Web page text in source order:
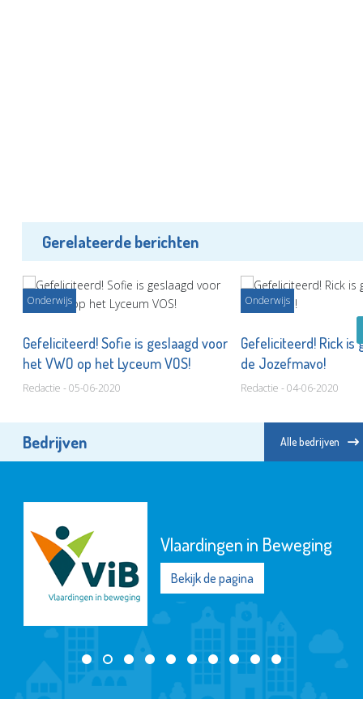
Gerelateerde berichten
Onderwijs
Gefeliciteerd! Sofie is geslaagd voor
het VWO op het Lyceum VOS!
Redactie - 05-06-2020
Onderwijs
Gefeliciteerd! Rick is
de Jozefmavo!
Redactie - 04-06-2020
Bedrijven Alle bedrijven
Vlaardingen in Beweging
Bekijk de pagina